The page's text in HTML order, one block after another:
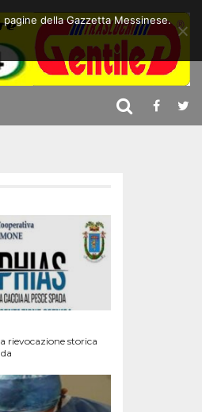
rievocazione storica
della Gazzetta Messinese.